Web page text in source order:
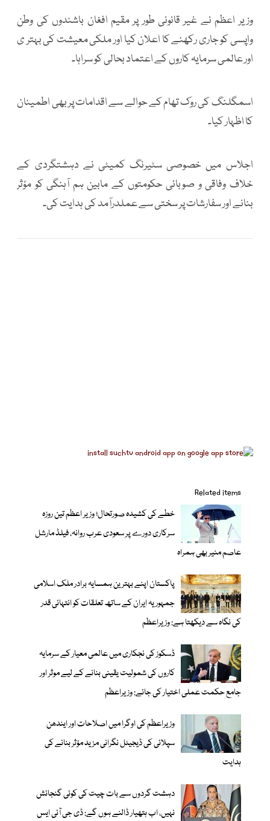
وزیر اعظم نے غیر قانونی طور پر مقیم افغان باشندوں کی وطن
واپسی کو جاری رکھنے کا اعلان کیا اور ملکی معیشت کی بہتر ی
اور عالمی سرمایہ کاروں کے اعتماد بحالی کو سراہا۔
اسمگلنگ کی روک تھام کے حوالے سے اقدامات پر بھی اطمینان
کا اظہار کیا۔
اجلاس میں خصوصی سٹیرنگ کمیٹی نے دہشتگردی کے
خلاف وفاقی و صوبائی حکومتوں کے مابین ہم آہنگی کو مؤثر
بنانے اور سفارشات پر سختی سے عملدرآمد کی ہدایت کی۔
Related items
خطے کی کشیدہ صورتحال؛ وزیر اعظم تین روزہ
سرکاری دورے پر سعودی عرب روانہ، فیلڈ مارشل
عاصم منیر بھی ہمراہ
پاکستان اپنے بہترین ہمسایہ برادر ملک اسلامی
جمہوریہ ایران کے ساتھ تعلقات کو انتہائی قدر
کی نگاہ سے دیکھتا ہے: وزیراعظم
ڈسکوز کی نجکاری میں عالمی معیار کے سرمایہ
کاروں کی شمولیت یقینی بنانے کے لیے موثر اور
جامع حکمت عملی اختیار کی جائے: وزیراعظم
وزیراعظم کی اوگرا میں اصلاحات اور ایندھن
سپلائی کی ڈیجیٹل نگرانی مزید مؤثر بنانے کی
ہدایت
دہشت گردوں سے بات چیت کی کوئی گنجائش
نہیں، اب ہتھیار ڈالنے ہوں گے: ڈی جی آئی ایس